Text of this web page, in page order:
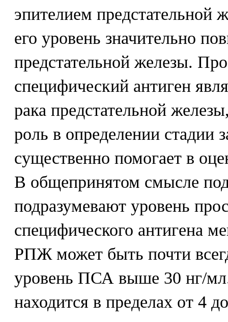
эпителием предстательной
его уровень значительно
предстательной железы.
специфический антиген
рака предстательной
роль в определении стадии
существенно помогает в
В общепринятом смысле
подразумевают уровень
специфического антигена
РПЖ может быть почти
уровень ПСА выше 30 нг/
находится в пределах от 4